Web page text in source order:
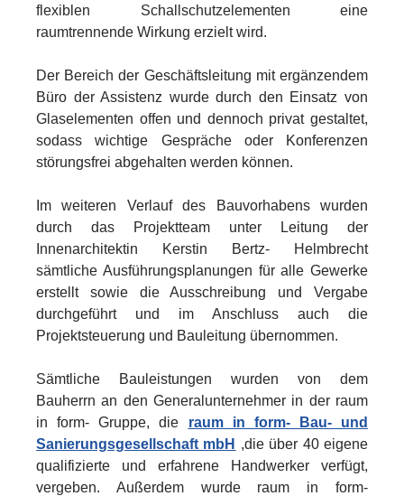
flexiblen Schallschutzelementen eine
raumtrennende Wirkung erzielt wird.
Der Bereich der Geschäftsleitung mit ergänzendem
Büro der Assistenz wurde durch den Einsatz von
Glaselementen offen und dennoch privat gestaltet,
sodass wichtige Gespräche oder Konferenzen
störungsfrei abgehalten werden können.
Im weiteren Verlauf des Bauvorhabens wurden
durch das Projektteam unter Leitung der
Innenarchitektin Kerstin Bertz- Helmbrecht
sämtliche Ausführungsplanungen für alle Gewerke
erstellt sowie die Ausschreibung und Vergabe
durchgeführt und im Anschluss auch die
Projektsteuerung und Bauleitung übernommen.
Sämtliche Bauleistungen wurden von dem
Bauherrn an den Generalunternehmer in der raum
in form- Gruppe, die raum in form- Bau- und
Sanierungsgesellschaft mbH ,die über 40 eigene
qualifizierte und erfahrene Handwerker verfügt,
vergeben. Außerdem wurde raum in form-